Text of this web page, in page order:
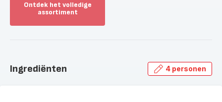
Ontdek het volledige
assortiment
volledige
Ingrediënten 4 personen